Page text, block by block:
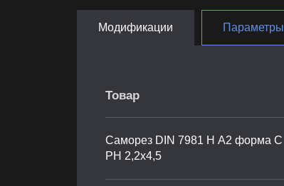
Модификации Параметры
Товар
Саморез DIN 7981 H А2 форма С
PH 2,2х4,5